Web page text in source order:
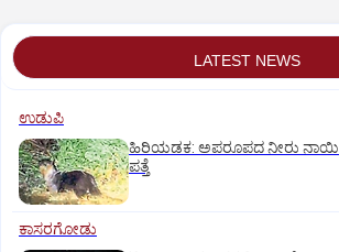
LATEST NEWS
ಉಡುಪಿ
ಹಿರಿಯಡಕ: ಅಪರೂಪದ ನೀರು ನಾಯಿ
ಪತ್ತೆ
ಕಾಸರಗೋಡು